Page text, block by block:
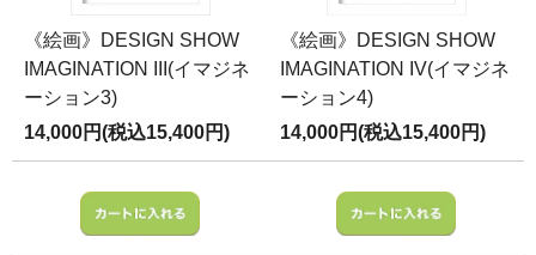
《絵画》DESIGN SHOW
IMAGINATION III(イマジネ
ーション3)
14,000円(税込15,400円)
《絵画》DESIGN SHOW
IMAGINATION IV(イマジネ
ーション4)
14,000円(税込15,400円)